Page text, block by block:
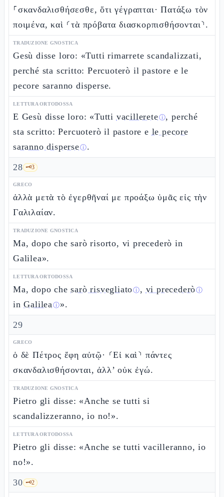
⸀σκανδαλισθήσεσθε, ὅτι γέγραπται· Πατάξω τὸν
ποιμένα, καὶ ⸂τὰ πρόβατα διασκορπισθήσονται⸃.
TRADUZIONE GNOSTICA
Gesù disse loro: «Tutti rimarrete scandalizzati,
perché sta scritto: Percuoterò il pastore e le
pecore saranno disperse.
LETTURA ORTODOSSA
E Gesù disse loro: «Tutti vacillereteⓘ, perché
sta scritto: Percuoterò il pastore e le pecore
saranno disperseⓘ.
28 🗝️3
GRECO
ἀλλὰ μετὰ τὸ ἐγερθῆναί με προάξω ὑμᾶς εἰς τὴν
Γαλιλαίαν.
TRADUZIONE GNOSTICA
Ma, dopo che sarò risorto, vi precederò in
Galilea».
LETTURA ORTODOSSA
Ma, dopo chesarò risvegliatoⓘ, vi precederòⓘ
inGalileaⓘ».
29
GRECO
ὁ δὲ Πέτρος ἔφη αὐτῷ· ⸂Εἰ καὶ⸃ πάντες
σκανδαλισθήσονται, ἀλλ’ οὐκ ἐγώ.
TRADUZIONE GNOSTICA
Pietro gli disse: «Anche se tutti si
scandalizzeranno, io no!».
LETTURA ORTODOSSA
Pietro gli disse: «Anche se tutti vacilleranno, io
no!».
30 🗝️2